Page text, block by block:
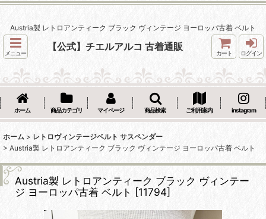
Austria製 レトロアンティーク ブラック ヴィンテージ ヨーロッパ古着 ベルト
メニュー
【公式】チエルアルコ 古着通販
カート ログイン
ホーム 商品カテゴリ マイページ 商品検索 ご利用案内 instagram
ホーム > レトロヴィンテージベルト サスペンダー
> Austria製 レトロアンティーク ブラック ヴィンテージ ヨーロッパ古着 ベルト
Austria製 レトロアンティーク ブラック ヴィンテー
ジ ヨーロッパ古着 ベルト [11794]